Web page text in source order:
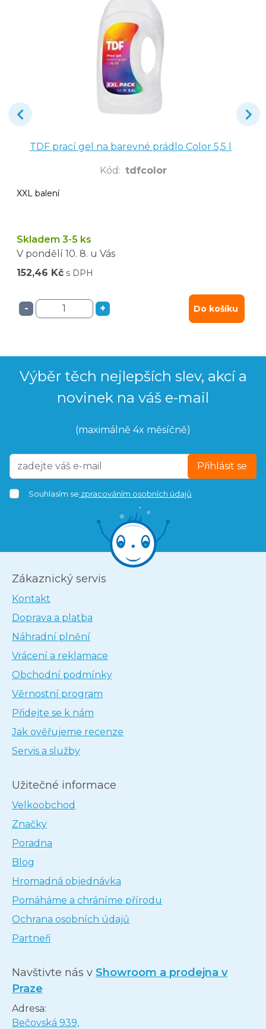
TDF prací gel na barevné prádlo Color 5,5 l
Kód : tdfcolor
XXL balení
Skladem 3-5 ks
V pondělí 10. 8. u Vás
152,46 Kč s DPH
- + Do košíku
Výběr těch nejlepších slev, akcí a
novinek na váš e-mail
(maximálně 4x měsíčně)
Přihlásit se
Souhlasím se zpracováním osobních údajů
Zákaznický servis
Kontakt
Doprava a platba
Náhradní plnění
Vrácení a reklamace
Obchodní podmínky
Věrnostní program
Přidejte se k nám
Jak ověřujeme recenze
Servis a služby
Užitečné informace
Velkoobchod
Značky
Poradna
Blog
Hromadná objednávka
Pomáháme a chráníme přírodu
Ochrana osobních údajů
Partneři
Navštivte nás v Showroom a prodejna v
Praze
Adresa:
Bečovská 939,